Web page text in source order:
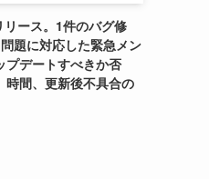
ース。1件のバグ修
題に対応した緊急メン
プデートすべきか否
時間、更新後不具合の